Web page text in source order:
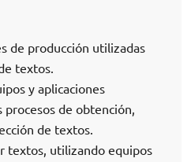
de producción utilizadas
textos.
y aplicaciones
procesos de obtención,
de textos.
textos, utilizando equipos